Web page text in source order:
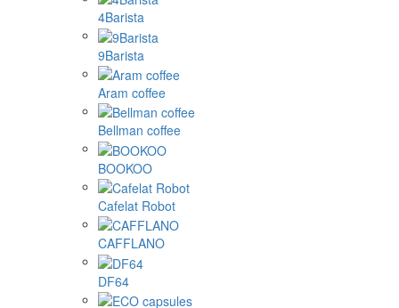
4Barista
9Barista
Aram coffee
Bellman coffee
BOOKOO
Cafelat Robot
CAFFLANO
DF64